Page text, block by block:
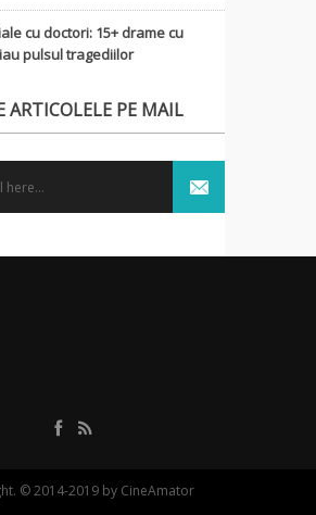
cu doctori: 15+ drame cu
pulsul tragediilor
ARTICOLELE PE MAIL
© 2014-2019 by CineAmator